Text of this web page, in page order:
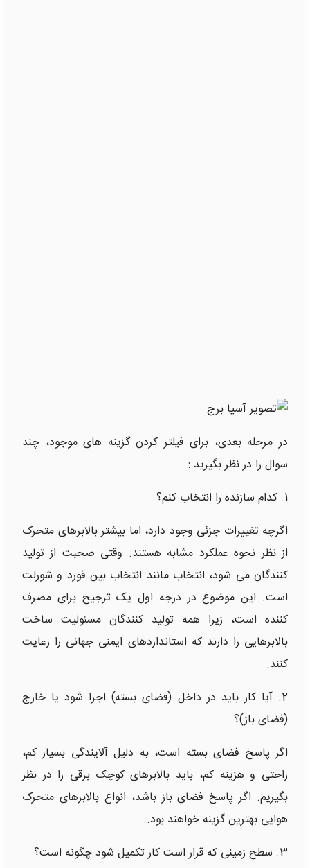
در مرحله بعدی، برای فیلتر کردن گزینه های موجود، چند
سوال را در نظر بگیرید :
1. کدام سازنده را انتخاب کنم؟
اگرچه تغییرات جزئی وجود دارد، اما بیشتر بالابرهای متحرک
از نظر نحوه عملکرد مشابه هستند. وقتی صحبت از تولید
کنندگان می شود، انتخاب مانند انتخاب بین فورد و شورلت
است. این موضوع در درجه اول یک ترجیح برای مصرف
کننده است، زیرا همه تولید کنندگان مسئولیت ساخت
بالابرهایی را دارند که استانداردهای ایمنی جهانی را رعایت
کنند.
2. آیا کار باید در داخل (فضای بسته) اجرا شود یا خارج
(فضای باز)؟
اگر پاسخ فضای بسته است، به دلیل آلایندگی بسیار کم،
راحتی و هزینه کم، باید بالابرهای کوچک برقی را در نظر
بگیریم. اگر پاسخ فضای باز باشد، انواع بالابرهای متحرک
هوایی بهترین گزینه خواهند بود.
3. سطح زمینی که قرار است کار تکمیل شود چگونه است؟